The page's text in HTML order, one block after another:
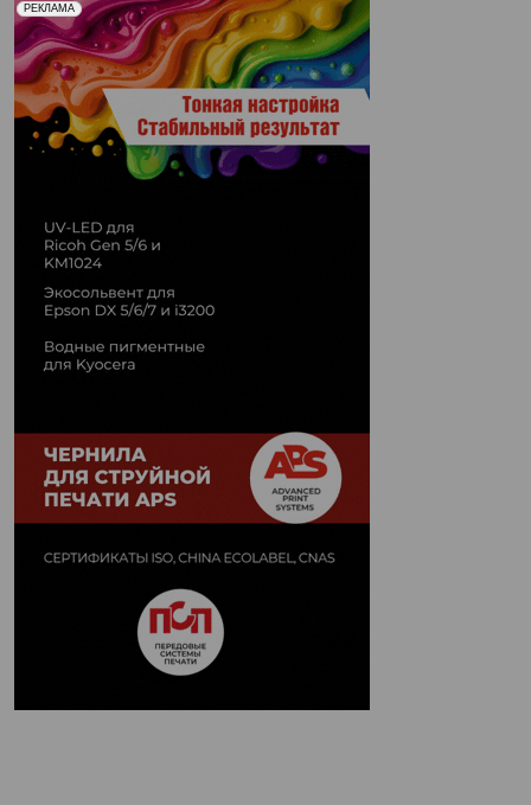
РЕКЛАМА
Реклама. Рекламодатель ООО "Передовые Системы
Печати" erid: 2SDnjd2d4Qz